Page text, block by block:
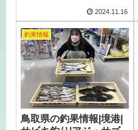
2024.11.16
釣果情報
鳥取県の釣果情報|境港|